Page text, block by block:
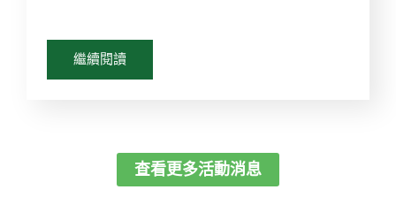
繼續閱讀
查看更多活動消息